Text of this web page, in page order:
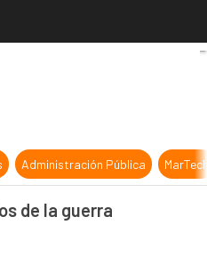
son los métodos de la
Administración Pública
de la guerra